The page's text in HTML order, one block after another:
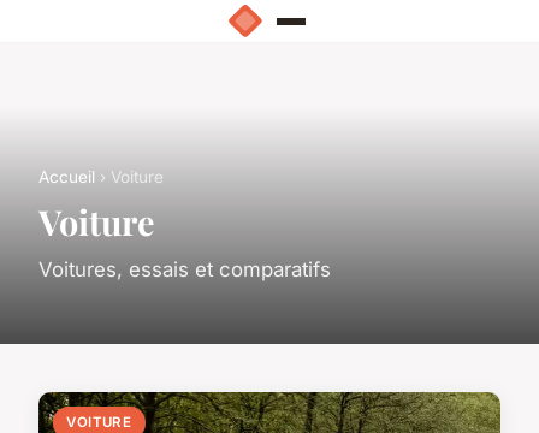
Accueil › Voiture
Voiture
Voitures, essais et comparatifs
VOITURE